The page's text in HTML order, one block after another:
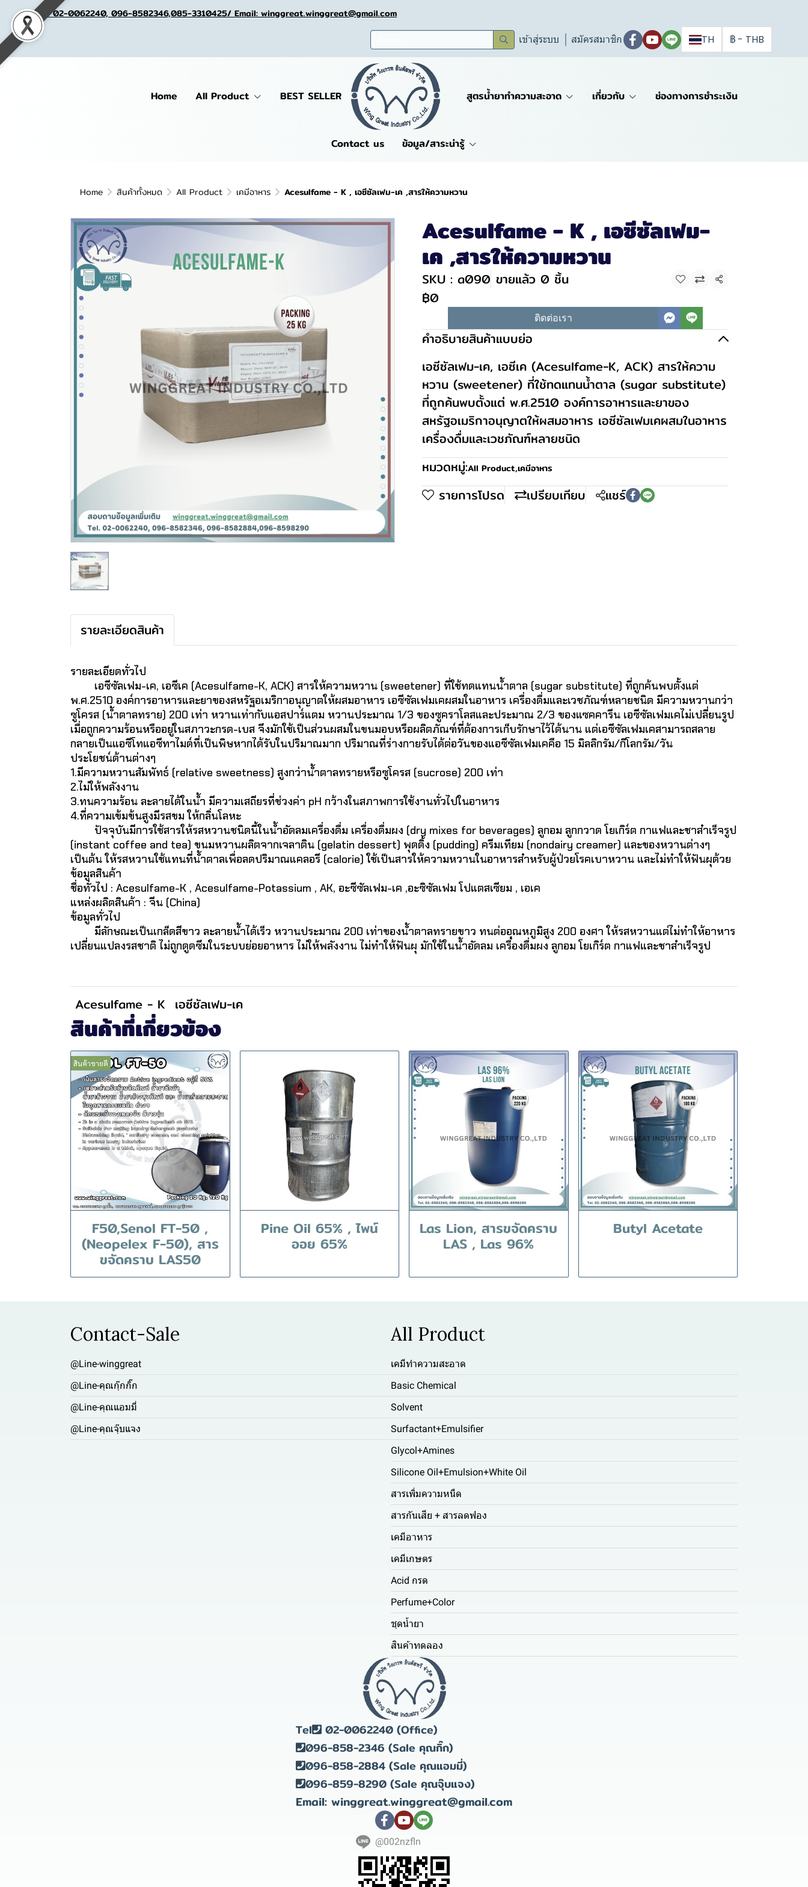
Tel. 02-0062240, 096-8582346,085-3310425/ Email: winggreat.winggreat@gmail.com
เข้าสู่ระบบ สมัครสมาชิก TH ฿ - THB
Home All Product BEST SELLER สูตรน้ำยาทำความสะอาด เกี่ยวกับ ช่องทางการชำระเงิน
Contact us ข้อมูล/สาระน่ารู้
Home สินค้าทั้งหมด All Product เคมีอาหาร Acesulfame - K , เอซีซัลเฟม-เค ,สารให้ความหวาน
Acesulfame - K , เอซีซัลเฟม-
เค ,สารให้ความหวาน
SKU : a090 ขายแล้ว 0 ชิ้น แชร์
฿0
ติดต่อเรา
คำอธิบายสินค้าแบบย่อ
เอซีซัลเฟม-เค, เอซีเค (Acesulfame-K, ACK) สารให้ความ
หวาน (sweetener) ที่ใช้ทดแทนน้ำตาล (sugar substitute)
ที่ถูกค้นพบตั้งแต่ พ.ศ.2510 องค์การอาหารและยาของ
สหรัฐอเมริกาอนุญาตให้ผสมอาหาร เอซีซัลเฟมเคผสมในอาหาร
เครื่องดื่มและเวชภัณฑ์หลายชนิด
หมวดหมู่:All Product,เคมีอาหาร
รายการโปรด เปรียบเทียบ แชร์
รายละเอียดสินค้า
รายละเอียดทั่วไป
เอซีซัลเฟม-เค, เอซีเค (Acesulfame-K, ACK) สารให้ความหวาน (sweetener) ที่ใช้ทดแทนน้ำตาล (sugar substitute) ที่ถูกค้นพบตั้งแต่
พ.ศ.2510 องค์การอาหารและยาของสหรัฐอเมริกาอนุญาตให้ผสมอาหาร เอซีซัลเฟมเคผสมในอาหาร เครื่องดื่มและเวชภัณฑ์หลายชนิด มีความหวานกว่า
ซูโครส (น้ำตาลทราย) 200 เท่า หวานเท่ากับแอสปาร์แตม หวานประมาณ 1/3 ของซูคราโลสและประมาณ 2/3 ของแซคคารีน เอซีซัลเฟมเคไม่เปลี่ยนรูป
เมื่อถูกความร้อนหรืออยู่ในสภาวะกรด-เบส จึงมักใช้เป็นส่วนผสมในขนมอบหรือผลิตภัณฑ์ที่ต้องการเก็บรักษาไว้ได้นาน แต่เอซีซัลเฟมเคสามารถสลาย
กลายเป็นแอซีโทแอซีทาไมด์ที่เป็นพิษหากได้รับในปริมาณมาก ปริมาณที่ร่างกายรับได้ต่อวันของแอซีซัลเฟมเคคือ 15 มิลลิกรัม/กิโลกรัม/วัน
ประโยชน์ด้านต่างๆ
1.มีความหวานสัมพัทธ์ (relative sweetness) สูงกว่าน้ำตาลทรายหรือซูโครส (sucrose) 200 เท่า
2.ไม่ให้พลังงาน
3.ทนความร้อน ละลายได้ในน้ำ มีความเสถียรที่ช่วงค่า pH กว้างในสภาพการใช้งานทั่วไปในอาหาร
4.ที่ความเข้มข้นสูงมีรสขม ให้กลิ่นโลหะ
ปัจจุบันมีการใช้สารให้รสหวานชนิดนี้ในน้ำอัดลมเครื่องดื่ม เครื่องดื่มผง (dry mixes for beverages) ลูกอม ลูกกวาด โยเกิร์ต กาแฟและชาสำเร็จรูป
(instant coffee and tea) ขนมหวานผลิตจากเจลาติน (gelatin dessert) พุดดิ้ง (pudding) ครีมเทียม (nondairy creamer) และของหวานต่างๆ
เป็นต้น ให้รสหวานใช้แทนที่น้ำตาลเพื่อลดปริมาณแคลอรี (calorie) ใช้เป็นสารให้ความหวานในอาหารสำหรับผู้ป่วยโรคเบาหวาน และไม่ทำให้ฟันผุด้วย
ข้อมูลสินค้า
ชื่อทั่วไป : Acesulfame-K , Acesulfame-Potassium , AK, อะซีซัลเฟม-เค ,อะซิซัลเฟม โปแตสเซียม , เอเค
แหล่งผลิตสินค้า : จีน (China)
ข้อมูลทั่วไป
มีลักษณะเป็นเกล็ดสีขาว ละลายน้ำได้เร็ว หวานประมาณ 200 เท่าของน้ำตาลทรายขาว ทนต่ออุณหภูมิสูง 200 องศา ให้รสหวานแต่ไม่ทำให้อาหาร
เปลี่ยนแปลงรสชาติ ไม่ถูกดูดซึมในระบบย่อยอาหาร ไม่ให้พลังงาน ไม่ทำให้ฟันผุ มักใช้ในน้ำอัดลม เครื่องดื่มผง ลูกอม โยเกิร์ต กาแฟและชาสำเร็จรูป
Acesulfame - K เอซีซัลเฟม-เค
สินค้าที่เกี่ยวข้อง
สินค้าขายดี
F50,Senol FT-50 ,
(Neopelex F-50), สาร
ขจัดคราบ LAS50
Pine Oil 65% , ไพน์
ออย 65%
Las Lion, สารขจัดคราบ
LAS , Las 96%
Butyl Acetate
Contact-Sale
@Line-winggreat
@Line-คุณกุ๊กกิ๊ก
@Line-คุณแอมมี่
@Line-คุณจุ๊บแจง
All Product
เคมีทำความสะอาด
Basic Chemical
Solvent
Surfactant+Emulsifier
Glycol+Amines
Silicone Oil+Emulsion+White Oil
สารเพิ่มความหนืด
สารกันเสีย + สารลดฟอง
เคมีอาหาร
เคมีเกษตร
Acid กรด
Perfume+Color
ชุดน้ำยา
สินค้าทดลอง
Tel 02-0062240 (Office)
096-858-2346 (Sale คุณกิ๊ก)
096-858-2884 (Sale คุณแอมมี่)
096-859-8290 (Sale คุณจุ๊บแจง)
Email: winggreat.winggreat@gmail.com
@002nzfln